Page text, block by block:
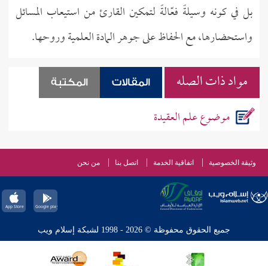
بل في كونه وسيلةً فعّالةً لتمكين القارئ من استيعاب المسائل
واستحضارها، مع الحفاظ على جوهر المادة العلمية وروحها.
مواد ذات الصله المقالات المكتبة
موضوع علم العقيدة
وثيقة الخصوصية اتفاقية الخدمة اتصل بنا من نحن
جميع الحقوق محفوظة © 2026 - 1998 لشبكة إسلام ويب